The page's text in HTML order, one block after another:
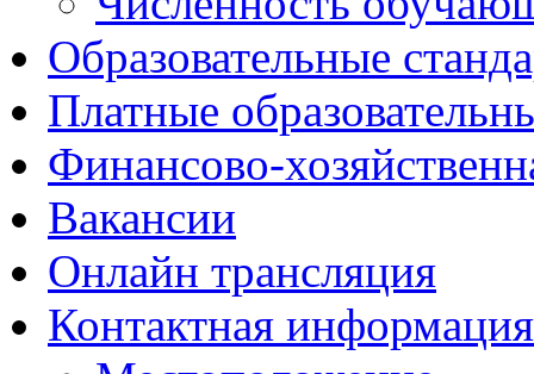
Образовательные
Платные
Финансово-
Вакансии
Онлайн трансляция
Контактная информация